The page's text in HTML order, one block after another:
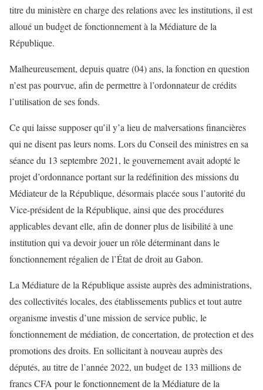
titre du ministère en charge des relations avec les institutions, il est
alloué un budget de fonctionnement à la Médiature de la
République.
Malheureusement, depuis quatre (04) ans, la fonction en question
n’est pas pourvue, afin de permettre à l’ordonnateur de crédits
l’utilisation de ses fonds.
Ce qui laisse supposer qu’il y’a lieu de malversations financières
qui ne disent pas leurs noms. Lors du Conseil des ministres en sa
séance du 13 septembre 2021, le gouvernement avait adopté le
projet d’ordonnance portant sur la redéfinition des missions du
Médiateur de la République, désormais placée sous l’autorité du
Vice-président de la République, ainsi que des procédures
applicables devant elle, afin de donner plus de lisibilité à une
institution qui va devoir jouer un rôle déterminant dans le
fonctionnement régalien de l’État de droit au Gabon.
La Médiature de la République assiste auprès des administrations,
des collectivités locales, des établissements publics et tout autre
organisme investis d’une mission de service public, le
fonctionnement de médiation, de concertation, de protection et des
promotions des droits. En sollicitant à nouveau auprès des
députés, au titre de l’année 2022, un budget de 133 millions de
francs CFA pour le fonctionnement de la Médiature de la